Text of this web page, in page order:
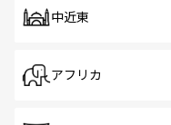
中近東
アフリカ